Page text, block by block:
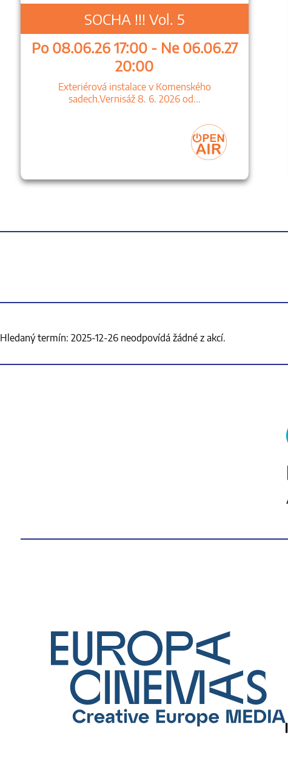
SOCHA !!! Vol. 5
Po 08.06.26 17:00 - Ne 06.06.27
20:00
Exteriérová instalace v Komenského
sadech.Vernisáž 8. 6. 2026 od...
Hledaný termín: 2025-12-26 neodpovídá žádné z akcí.